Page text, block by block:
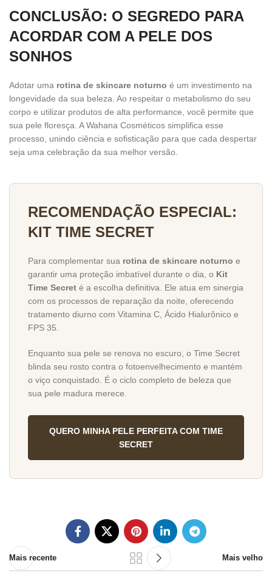
CONCLUSÃO: O SEGREDO PARA
ACORDAR COM A PELE DOS
SONHOS
Adotar uma rotina de skincare noturno é um investimento na
longevidade da sua beleza. Ao respeitar o metabolismo do seu
corpo e utilizar produtos de alta performance, você permite que
sua pele floresça. A Wahana Cosméticos simplifica esse
processo, unindo ciência e sofisticação para que cada despertar
seja uma celebração da sua melhor versão.
RECOMENDAÇÃO ESPECIAL:
KIT TIME SECRET
Para complementar sua rotina de skincare noturno e
garantir uma proteção imbatível durante o dia, o Kit
Time Secret é a escolha definitiva. Ele atua em sinergia
com os processos de reparação da noite, oferecendo
tratamento diurno com Vitamina C, Ácido Hialurônico e
FPS 35.
Enquanto sua pele se renova no escuro, o Time Secret
blinda seu rosto contra o fotoenvelhecimento e mantém
o viço conquistado. É o ciclo completo de beleza que
sua pele madura merece.
QUERO MINHA PELE PERFEITA COM TIME
SECRET
Mais recente Mais velho